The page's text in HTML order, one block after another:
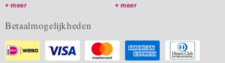
meer
meer
Betaalmogelijkheden